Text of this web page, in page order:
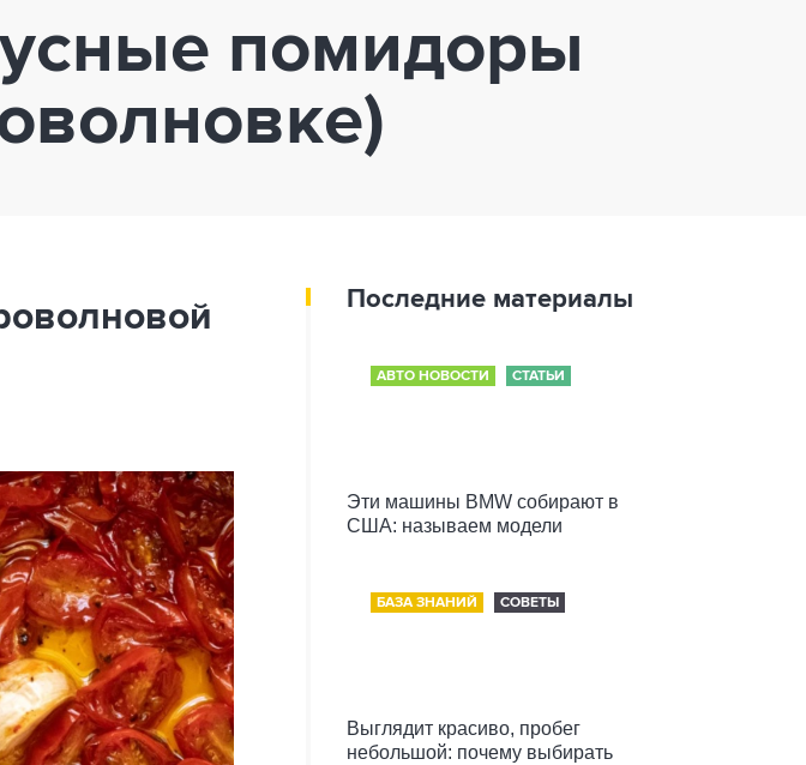
помидоры
Последние материалы
АВТО НОВОСТИ СТАТЬИ
Эти машины BMW собирают в
США: называем модели
БАЗА ЗНАНИЙ СОВЕТЫ
Выглядит красиво, пробег
небольшой: почему выбирать